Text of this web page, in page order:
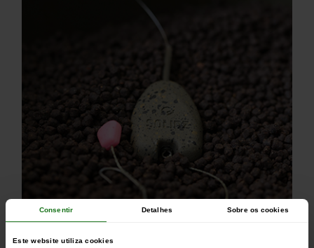
Consentir Detalhes Sobre os cookies
Este website utiliza cookies